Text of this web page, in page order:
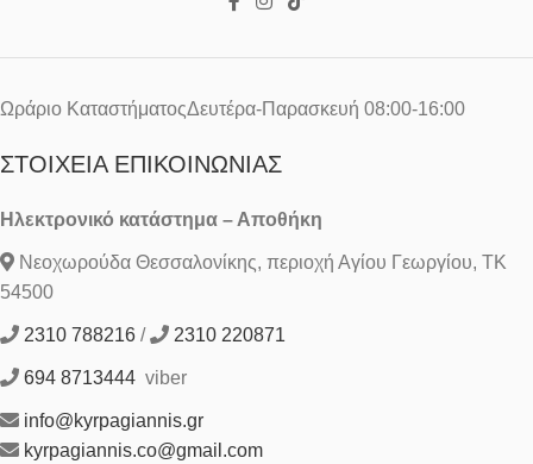
Ωράριο ΚαταστήματοςΔευτέρα-Παρασκευή 08:00-16:00
ΣΤΟΙΧΕΊΑ ΕΠΙΚΟΙΝΩΝΊΑΣ
Ηλεκτρονικό κατάστημα – Αποθήκη
Νεοχωρούδα Θεσσαλονίκης, περιοχή Αγίου Γεωργίου, ΤΚ
54500
2310 788216 / 2310 220871
694 8713444 viber
info@kyrpagiannis.gr
kyrpagiannis.co@gmail.com